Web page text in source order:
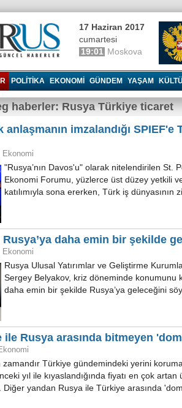
17 Haziran 2017
cumartesi
19:01 Moskova
POLITIKA EKONOMI GÜNDEM YAŞAM
haberler: Rusya Türkiye ticaret
anlaşmanın imzalandığı
Ekonomi
"Rusya’nın Davos'u" olarak nitelendirilen St.
Ekonomi Forumu, yüzlerce üst düzey yetkili
katılımıyla sona ererken, Türk iş dünyasının
daha emin bir şekilde
Ekonomi
Rusya Ulusal Yatırımlar ve Geliştirme
Sergey Belyakov, kriz döneminde konumunu
daha emin bir şekilde Rusya’ya geleceğini
Rusya arasında bitmeyen
zamandır Türkiye gündemindeki yerini
yıl ile kıyaslandığında fiyatı en çok
yandan Rusya ile Türkiye arasında